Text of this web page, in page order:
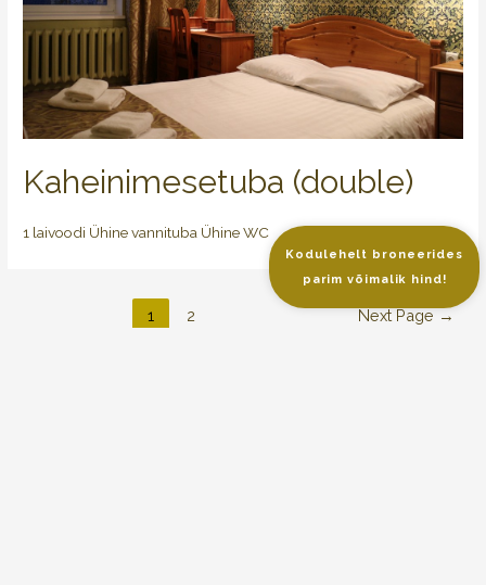
Kaheinimesetuba (double)
1 laivoodi Ühine vannituba Ühine WC
1 2 Next Page →
Kodulehelt broneerides
parim võimalik hind!